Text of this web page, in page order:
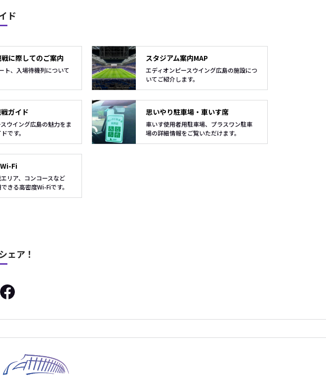
ド
に際してのご案内
ト、入場待機列について
スタジアム案内MAP
エディオンピースウイング広島の施設につ
いてご紹介します。
ガイド
ウイング広島の魅力をま
です。
思いやり駐車場・車いす席
車いす使用者用駐車場、プラスワン駐車
場の詳細情報をご覧いただけます。
Wi-Fi
リア、コンコースなど
きる高密度Wi-Fiです。
ェア！